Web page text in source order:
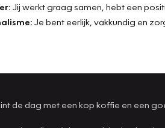
Jij werkt graag samen, hebt een
Je bent eerlijk, vakkundig en
de dag met een kop koffie en een